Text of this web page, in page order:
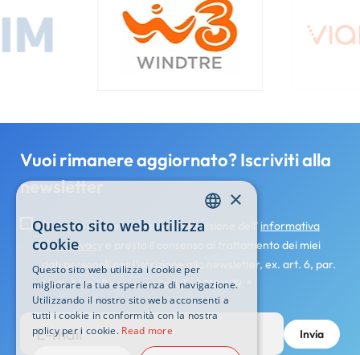
Image
Vuoi rimanere aggiornato? Iscriviti alla
newsletter
Dichiaro di avere preso attenta visione dell’ informativa
sulla privacy
e presto il consenso al trattamento dei miei
dati personali per l’iscrizione alla newsletter, ex. art. 6, par.
1 lett. A) del Regolamento (UE) 2016/679.
×
Questo sito web utilizza
cookie
Questo sito web utilizza i cookie per
migliorare la tua esperienza di navigazione.
Utilizzando il nostro sito web acconsenti a
tutti i cookie in conformità con la nostra
policy per i cookie. Read more